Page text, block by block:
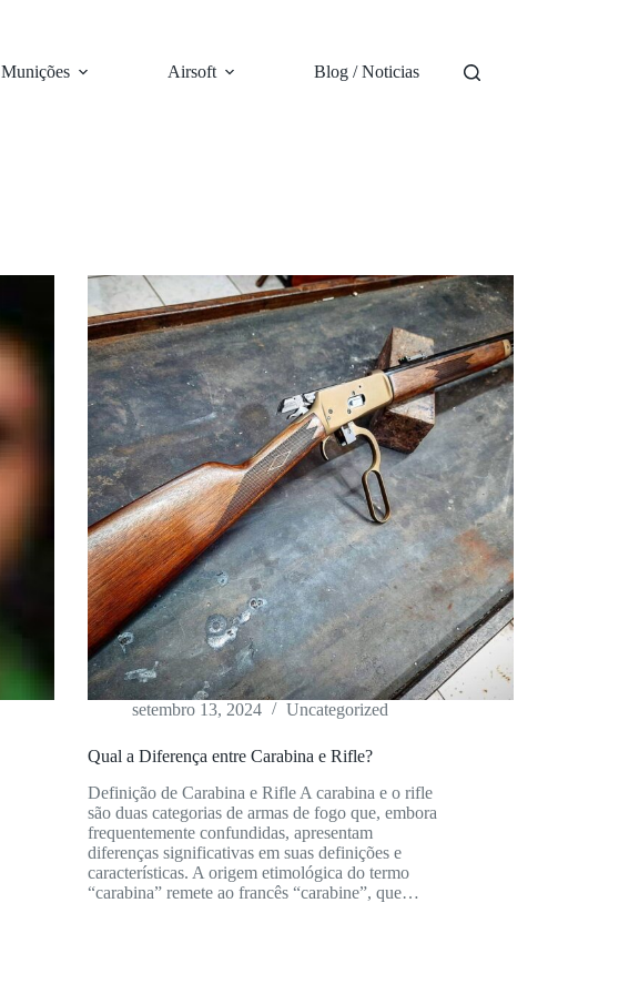
Munições Airsoft Blog / Noticias
setembro 13, 2024 Uncategorized
Qual a Diferença entre Carabina e Rifle?
Definição de Carabina e Rifle A carabina e o rifle
são duas categorias de armas de fogo que, embora
frequentemente confundidas, apresentam
diferenças significativas em suas definições e
características. A origem etimológica do termo
“carabina” remete ao francês “carabine”, que…